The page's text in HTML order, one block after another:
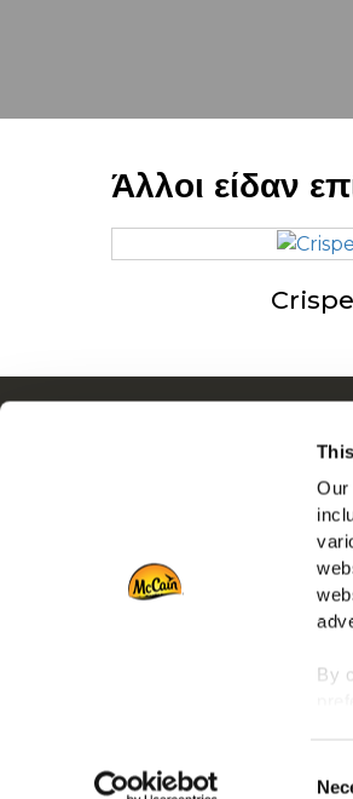
Our
By
any
Άλλοι είδαν
Έμπνευση
Downloads